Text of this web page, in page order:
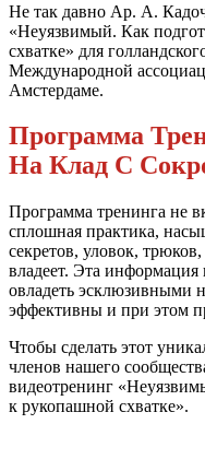
Не так давно Ар. А.
«Неуязвимый. Как
схватке» для
Международной
Амстердаме.
Программа
На Клад С
Программа тренинга не
сплошная практика,
секретов, уловок,
владеет. Эта информация
овладеть эсклюзивными
эффективны и при этом
Чтобы сделать этот
членов нашего
видеотренинг
к рукопашной схватке».